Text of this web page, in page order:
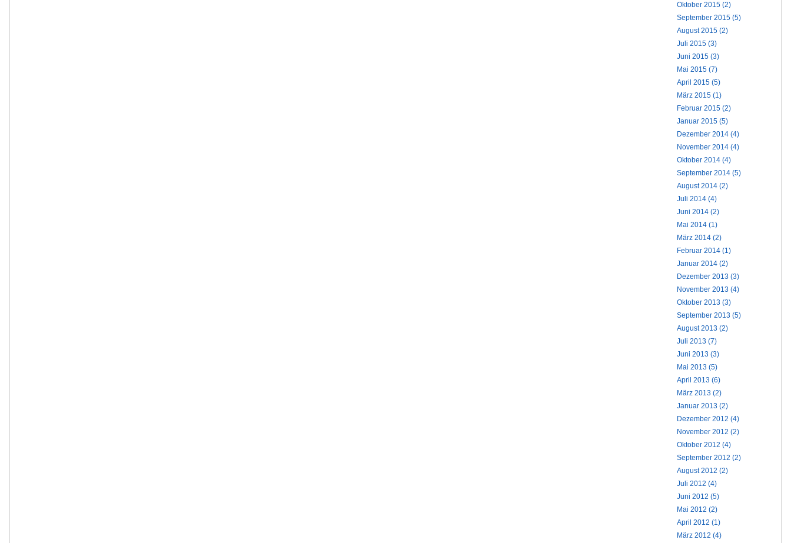
Oktober 2015 (2)
September 2015 (5)
August 2015 (2)
Juli 2015 (3)
Juni 2015 (3)
Mai 2015 (7)
April 2015 (5)
März 2015 (1)
Februar 2015 (2)
Januar 2015 (5)
Dezember 2014 (4)
November 2014 (4)
Oktober 2014 (4)
September 2014 (5)
August 2014 (2)
Juli 2014 (4)
Juni 2014 (2)
Mai 2014 (1)
März 2014 (2)
Februar 2014 (1)
Januar 2014 (2)
Dezember 2013 (3)
November 2013 (4)
Oktober 2013 (3)
September 2013 (5)
August 2013 (2)
Juli 2013 (7)
Juni 2013 (3)
Mai 2013 (5)
April 2013 (6)
März 2013 (2)
Januar 2013 (2)
Dezember 2012 (4)
November 2012 (2)
Oktober 2012 (4)
September 2012 (2)
August 2012 (2)
Juli 2012 (4)
Juni 2012 (5)
Mai 2012 (2)
April 2012 (1)
März 2012 (4)